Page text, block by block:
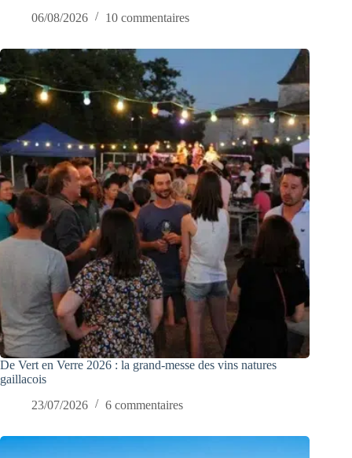
06/08/2026
10 commentaires
De Vert en Verre 2026 : la grand-messe des vins natures
gaillacois
23/07/2026
6 commentaires